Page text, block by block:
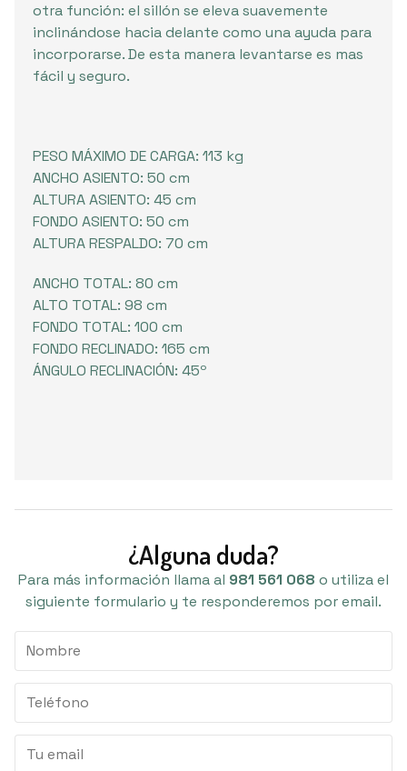
otra función: el sillón se eleva suavemente
inclinándose hacia delante como una ayuda para
incorporarse. De esta manera levantarse es mas
fácil y seguro.
PESO MÁXIMO DE CARGA: 113 kg
ANCHO ASIENTO: 50 cm
ALTURA ASIENTO: 45 cm
FONDO ASIENTO: 50 cm
ALTURA RESPALDO: 70 cm
ANCHO TOTAL: 80 cm
ALTO TOTAL: 98 cm
FONDO TOTAL: 100 cm
FONDO RECLINADO: 165 cm
ÁNGULO RECLINACIÓN: 45º
¿Alguna duda?
Para más información llama al 981 561 068 o utiliza el
siguiente formulario y te responderemos por email.